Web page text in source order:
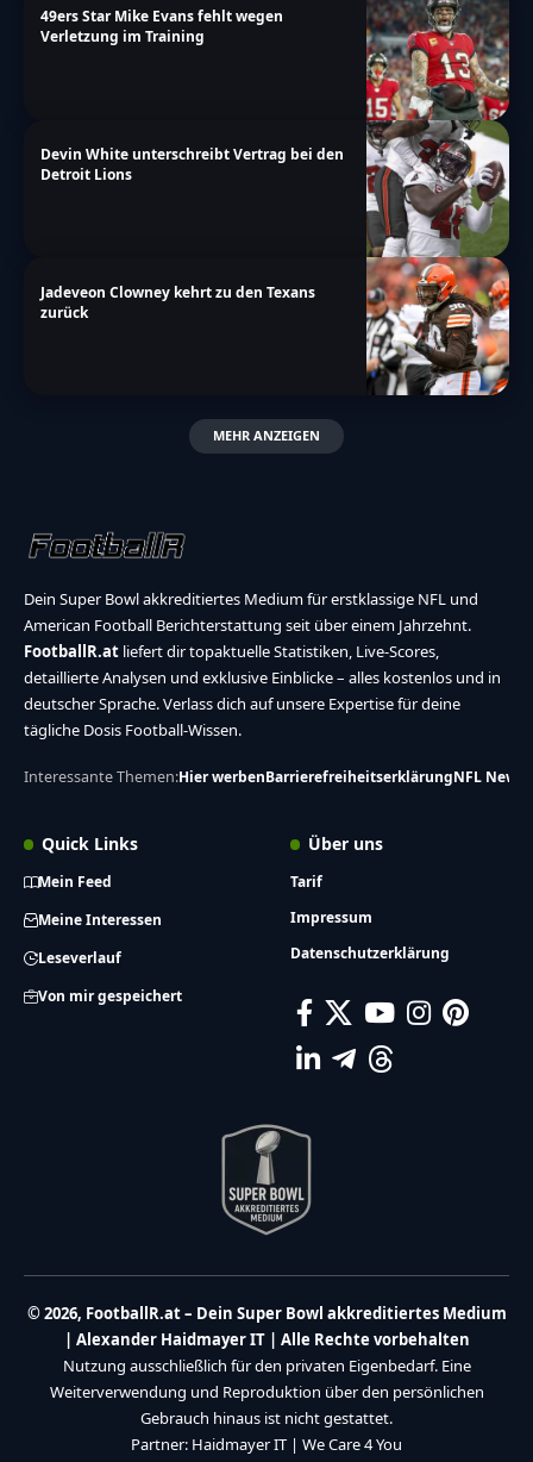
49ers Star Mike Evans fehlt wegen
Verletzung im Training
Devin White unterschreibt Vertrag bei den
Detroit Lions
Jadeveon Clowney kehrt zu den Texans
zurück
MEHR ANZEIGEN
Dein Super Bowl akkreditiertes Medium für erstklassige NFL und
American Football Berichterstattung seit über einem Jahrzehnt.
FootballR.at liefert dir topaktuelle Statistiken, Live-Scores,
detaillierte Analysen und exklusive Einblicke – alles kostenlos und in
deutscher Sprache. Verlass dich auf unsere Expertise für deine
tägliche Dosis Football-Wissen.
Interessante Themen:Hier werbenBarrierefreiheitserklärungNFL News
Quick Links
Mein Feed
Meine Interessen
Leseverlauf
Von mir gespeichert
Über uns
Tarif
Impressum
Datenschutzerklärung
© 2026, FootballR.at – Dein Super Bowl akkreditiertes Medium
| Alexander Haidmayer IT | Alle Rechte vorbehalten
Nutzung ausschließlich für den privaten Eigenbedarf. Eine
Weiterverwendung und Reproduktion über den persönlichen
Gebrauch hinaus ist nicht gestattet.
Partner: Haidmayer IT | We Care 4 You